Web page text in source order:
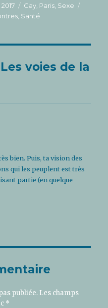
Catégories
Gay Paris Sexe
Santé
voies de la
bien. Puis, ta vision des
qui les peuplent est très
partie (en quelque
publiée. Les champs
*